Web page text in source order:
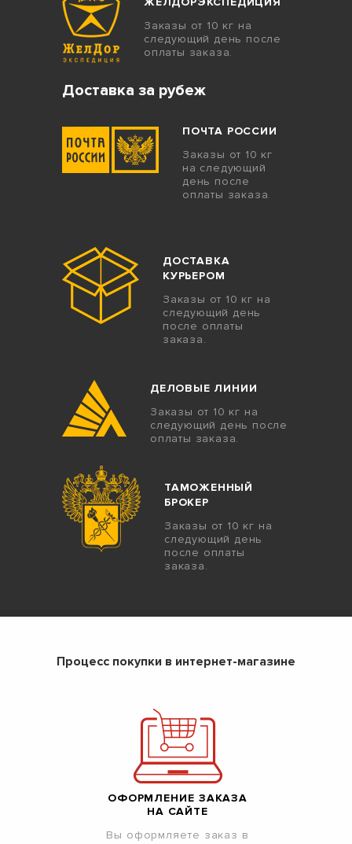
Заказы от 10 кг на
следующий день после
оплаты заказа.
Доставка за рубеж
ПОЧТА РОССИИ
Заказы от 10 кг
на следующий
день после
оплаты заказа.
ДОСТАВКА
КУРЬЕРОМ
Заказы от 10 кг на
следующий день
после оплаты
заказа.
ДЕЛОВЫЕ ЛИНИИ
Заказы от 10 кг на
следующий день после
оплаты заказа.
ТАМОЖЕННЫЙ
БРОКЕР
Заказы от 10 кг на
следующий день
после оплаты
заказа.
Процесс покупки в интернет-магазине
ОФОРМЛЕНИЕ ЗАКАЗА
НА САЙТЕ
Вы оформляете заказ в